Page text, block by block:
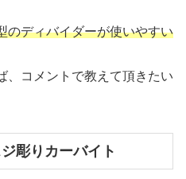
のディバイダーが使いやすい
、コメントで教えて頂きたい
彫りカーバイト